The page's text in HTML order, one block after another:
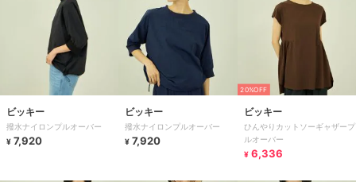
ビッキー
撥水ナイロンプルオーバー
¥ 7,920
ビッキー
撥水ナイロンプルオーバー
¥ 7,920
20%OFF
ビッキー
ひんやりカットソーギャザープ
ルオーバー
¥ 6,336